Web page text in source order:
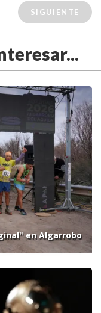
SIGUIENTE
en Algarrobo